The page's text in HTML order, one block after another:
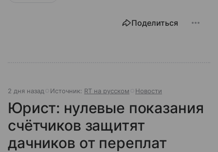
Поделиться
2 дня назад Источник: RT на русском Новости
Юрист: нулевые показания
счётчиков защитят
дачников от переплат